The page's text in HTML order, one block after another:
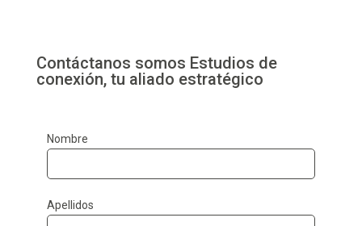
Contáctanos somos Estudios de
conexión, tu aliado estratégico
Nombre
Apellidos